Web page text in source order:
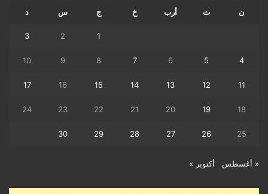
ن ث أرب خ ج س د
1
2
3
4
5
6
7
8
9
10
11
12
13
14
15
16
17
18
19
20
21
22
23
24
25
26
27
28
29
30
« أغسطس أكتوبر »